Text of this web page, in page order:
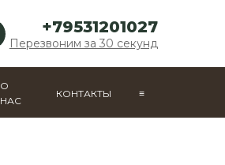
+79531201027
Перезвоним за 30 секунд
О
НАС
КОНТАКТЫ ≡